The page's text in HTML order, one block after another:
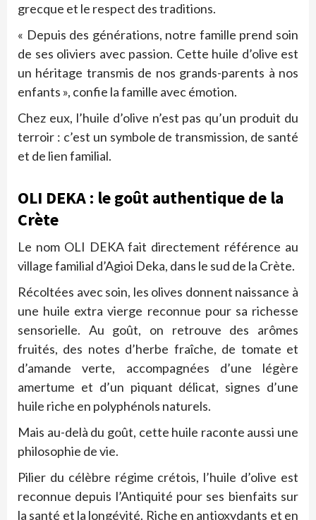
grecque et le respect des traditions.
« Depuis des générations, notre famille prend soin
de ses oliviers avec passion. Cette huile d’olive est
un héritage transmis de nos grands-parents à nos
enfants », confie la famille avec émotion.
Chez eux, l’huile d’olive n’est pas qu’un produit du
terroir : c’est un symbole de transmission, de santé
et de lien familial.
OLI DEKA : le goût authentique de la
Crète
Le nom OLI DEKA fait directement référence au
village familial d’Agioi Deka, dans le sud de la Crète.
Récoltées avec soin, les olives donnent naissance à
une huile extra vierge reconnue pour sa richesse
sensorielle. Au goût, on retrouve des arômes
fruités, des notes d’herbe fraîche, de tomate et
d’amande verte, accompagnées d’une légère
amertume et d’un piquant délicat, signes d’une
huile riche en polyphénols naturels.
Mais au-delà du goût, cette huile raconte aussi une
philosophie de vie.
Pilier du célèbre régime crétois, l’huile d’olive est
reconnue depuis l’Antiquité pour ses bienfaits sur
la santé et la longévité. Riche en antioxydants et en